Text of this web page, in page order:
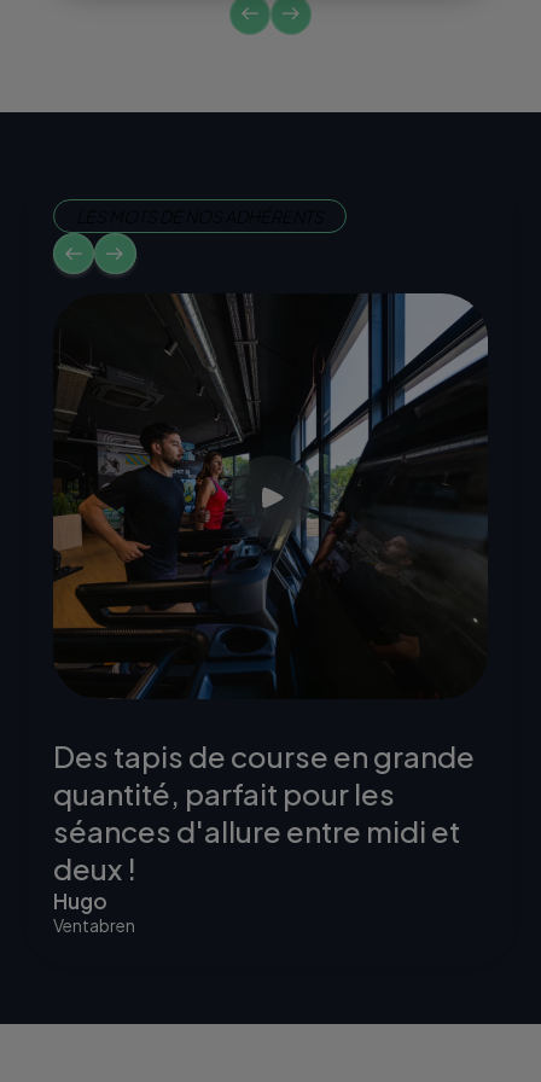
Des tapis de course en grande
quantité, parfait pour les
séances d'allure entre midi et
deux !
Hugo
Ventabren